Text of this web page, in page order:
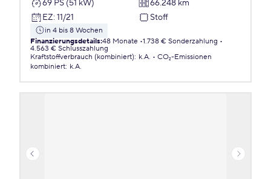
69 PS (51 kW)
66.248 km
EZ: 11/21 Stoff
in 4 bis 8 Wochen
Finanzierungsdetails:48 Monate 1.738 € Sonderzahlung
4.563 € Schlusszahlung
Kraftstoffverbrauch (kombiniert): k.A.
CO₂-Emissionen
kombiniert: k.A.